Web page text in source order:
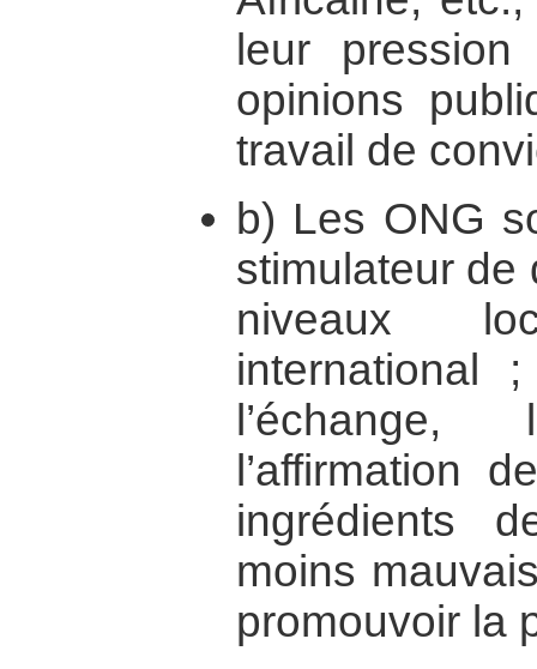
leur
opinions
travail de
b) Les ONG
stimulateur de
niveaux
international
l’échange,
l’affirmation
ingrédients
moins
promouvoir la